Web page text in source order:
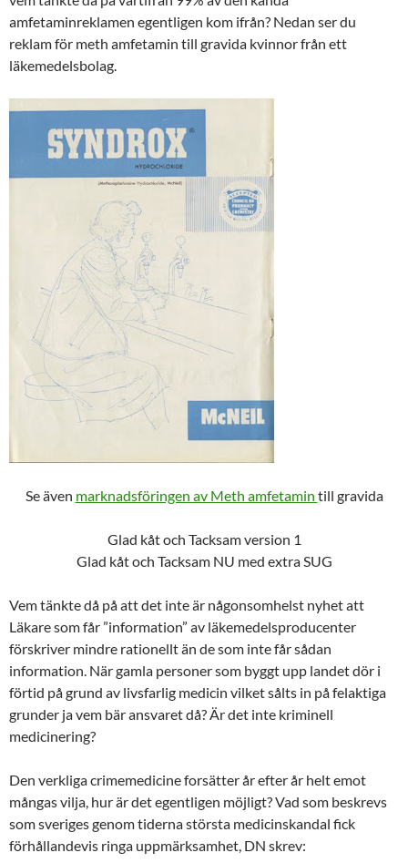
amfetaminreklamen egentligen kom ifrån? Nedan ser du
reklam för meth amfetamin till gravida kvinnor från ett
läkemedelsbolag.
Se även marknadsföringen av Meth amfetamin till gravida
Glad kåt och Tacksam version 1
Glad kåt och Tacksam NU med extra SUG
Vem tänkte då på att det inte är någonsomhelst nyhet att
Läkare som får ”information” av läkemedelsproducenter
förskriver mindre rationellt än de som inte får sådan
information. När gamla personer som byggt upp landet dör i
förtid på grund av livsfarlig medicin vilket sålts in på felaktiga
grunder ja vem bär ansvaret då? Är det inte kriminell
medicinering?
Den verkliga crimemedicine forsätter år efter år helt emot
mångas vilja, hur är det egentligen möjligt? Vad som beskrevs
som sveriges genom tiderna största medicinskandal fick
förhållandevis ringa uppmärksamhet, DN skrev: